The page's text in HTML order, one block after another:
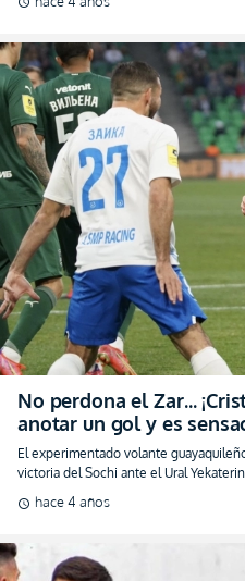
No perdona el Zar…
anotar un gol y es
El experimentado volante
victoria del Sochi ante el Ural
schedule hace 4 años